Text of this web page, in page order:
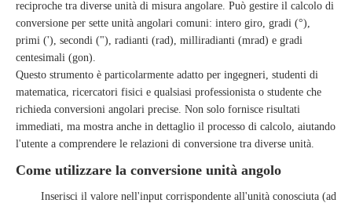
reciproche tra diverse unità di misura angolare. Può gestire il calcolo di
conversione per sette unità angolari comuni: intero giro, gradi (°),
primi ('), secondi ("), radianti (rad), milliradianti (mrad) e gradi
centesimali (gon).
Questo strumento è particolarmente adatto per ingegneri, studenti di
matematica, ricercatori fisici e qualsiasi professionista o studente che
richieda conversioni angolari precise. Non solo fornisce risultati
immediati, ma mostra anche in dettaglio il processo di calcolo, aiutando
l'utente a comprendere le relazioni di conversione tra diverse unità.
Come utilizzare la conversione unità angolo
Inserisci il valore nell'input corrispondente all'unità conosciuta (ad